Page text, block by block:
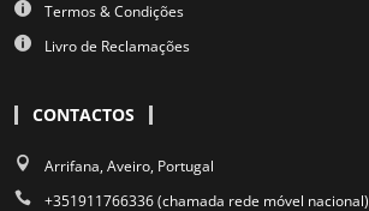
Termos & Condições
Livro de Reclamações
CONTACTOS
Arrifana, Aveiro, Portugal
+351911766336 (chamada rede móvel nacional)